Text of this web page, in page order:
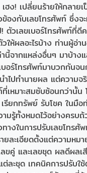
ฮง! เปลี่ยนร้ายให้กลาย
ข้องกับเลขโทรศัพท์ ซึ่งจ
ตัวเลขเบอร์โทรศัพท์ที่ดี
ให้ผลอะไรบ้าง ท่านผู้อ่า
านี้จากแหล่งอื่นๆ มาบ้าง
บอร์โทรศัพท์มาบวกกันจน
ำไปทำนายผล แต่ความจ
ที่เหมาะสมซับซ้อนกว่านั้
รียกทรัพย์ รับโชค ในมือ
ามรู้ทั้งหมดไว้อย่างครบ
างในการปรับเลขโทรศั
ยละเอียดตั้งแต่ความหม
ขคู่ และเลขชุด ผลดีผลเ
ละชุด เทคนิคการปรับใช้